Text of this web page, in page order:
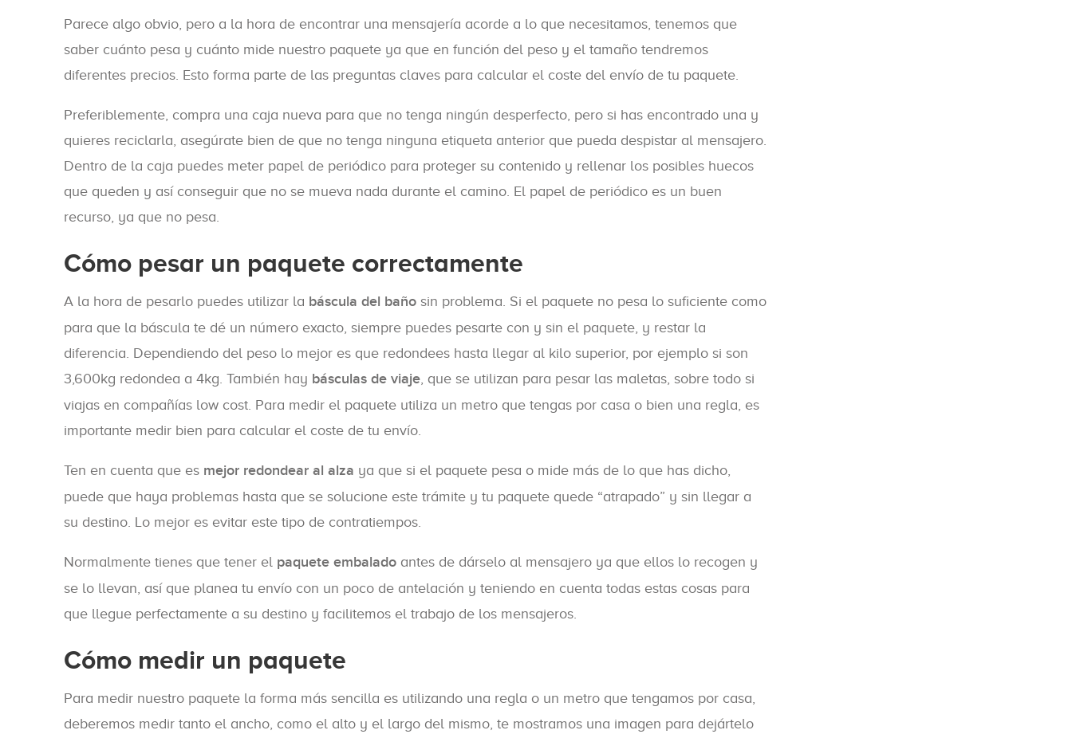
Parece algo obvio, pero a la hora de encontrar una mensajería acorde a lo que necesitamos, tenemos que
saber cuánto pesa y cuánto mide nuestro paquete ya que en función del peso y el tamaño tendremos
diferentes precios. Esto forma parte de las preguntas claves para calcular el coste del envío de tu paquete.
Preferiblemente, compra una caja nueva para que no tenga ningún desperfecto, pero si has encontrado una y
quieres reciclarla, asegúrate bien de que no tenga ninguna etiqueta anterior que pueda despistar al mensajero.
Dentro de la caja puedes meter papel de periódico para proteger su contenido y rellenar los posibles huecos
que queden y así conseguir que no se mueva nada durante el camino. El papel de periódico es un buen
recurso, ya que no pesa.
Cómo pesar un paquete correctamente
A la hora de pesarlo puedes utilizar la báscula del baño sin problema. Si el paquete no pesa lo suficiente como
para que la báscula te dé un número exacto, siempre puedes pesarte con y sin el paquete, y restar la
diferencia. Dependiendo del peso lo mejor es que redondees hasta llegar al kilo superior, por ejemplo si son
3,600kg redondea a 4kg. También hay básculas de viaje , que se utilizan para pesar las maletas, sobre todo si
viajas en compañías low cost. Para medir el paquete utiliza un metro que tengas por casa o bien una regla, es
importante medir bien para calcular el coste de tu envío.
Ten en cuenta que es mejor redondear al alza ya que si el paquete pesa o mide más de lo que has dicho,
puede que haya problemas hasta que se solucione este trámite y tu paquete quede “atrapado” y sin llegar a
su destino. Lo mejor es evitar este tipo de contratiempos.
Normalmente tienes que tener el paquete embalado antes de dárselo al mensajero ya que ellos lo recogen y
se lo llevan, así que planea tu envío con un poco de antelación y teniendo en cuenta todas estas cosas para
que llegue perfectamente a su destino y facilitemos el trabajo de los mensajeros.
Cómo medir un paquete
Para medir nuestro paquete la forma más sencilla es utilizando una regla o un metro que tengamos por casa,
deberemos medir tanto el ancho, como el alto y el largo del mismo, te mostramos una imagen para dejártelo